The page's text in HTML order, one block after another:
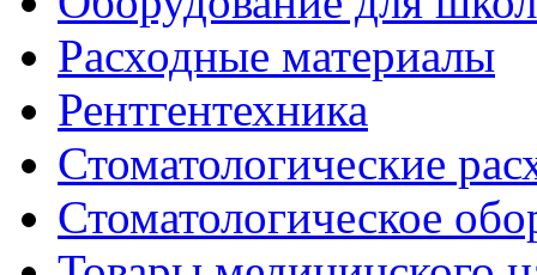
Расходные материалы
Рентгентехника
Стоматологические
Стоматологическое